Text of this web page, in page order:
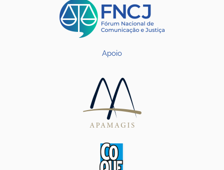
Apoio